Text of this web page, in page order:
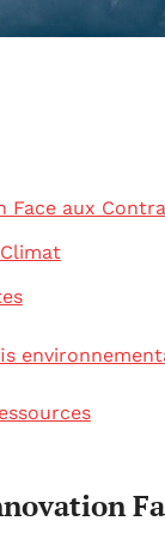
Face aux